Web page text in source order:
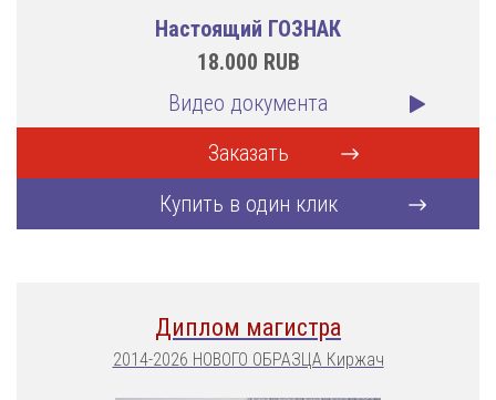
Настоящий ГОЗНАК
18.000 RUB
Видео документа
Заказать
Купить в один клик
Диплом магистра
2014-2026 НОВОГО ОБРАЗЦА Киржач